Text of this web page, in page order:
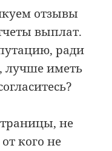
отзывы
выплат.
ради
лучше иметь
не
кого не